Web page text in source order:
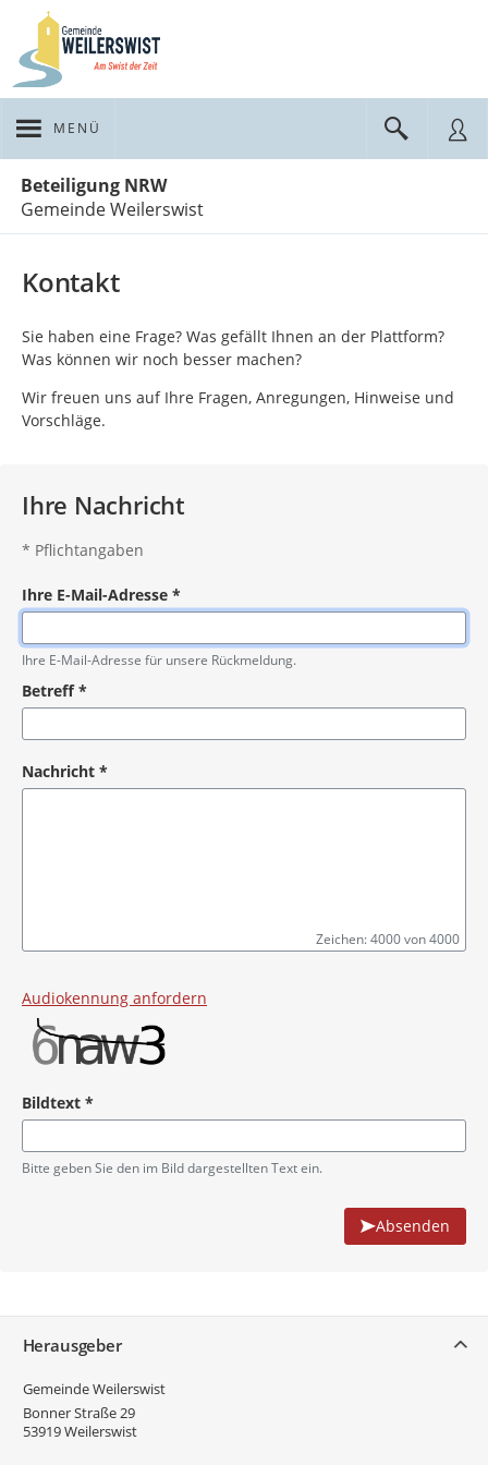
MENÜ
Beteiligung NRW
Gemeinde Weilerswist
Kontakt
Sie haben eine Frage? Was gefällt Ihnen an der Plattform?
Was können wir noch besser machen?
Wir freuen uns auf Ihre Fragen, Anregungen, Hinweise und
Vorschläge.
Ihre Nachricht
* Pflichtangaben
Ihre E-Mail-Adresse *
Pflichtangabe
Ihre E-Mail-Adresse für unsere Rückmeldung.
Betreff*
Nachricht *
Zeichen: 4000 von 4000
Audiokennung anfordern
Bildtext *
Pflichtangabe
Bitte geben Sie den im Bild dargestellten Text ein.
Absenden
Herausgeber
Gemeinde Weilerswist
Bonner Straße 29
53919Weilerswist